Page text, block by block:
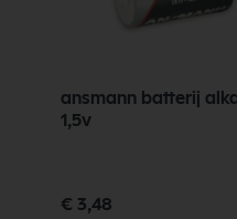
ansmann batterij
1,5v
€ 3,48